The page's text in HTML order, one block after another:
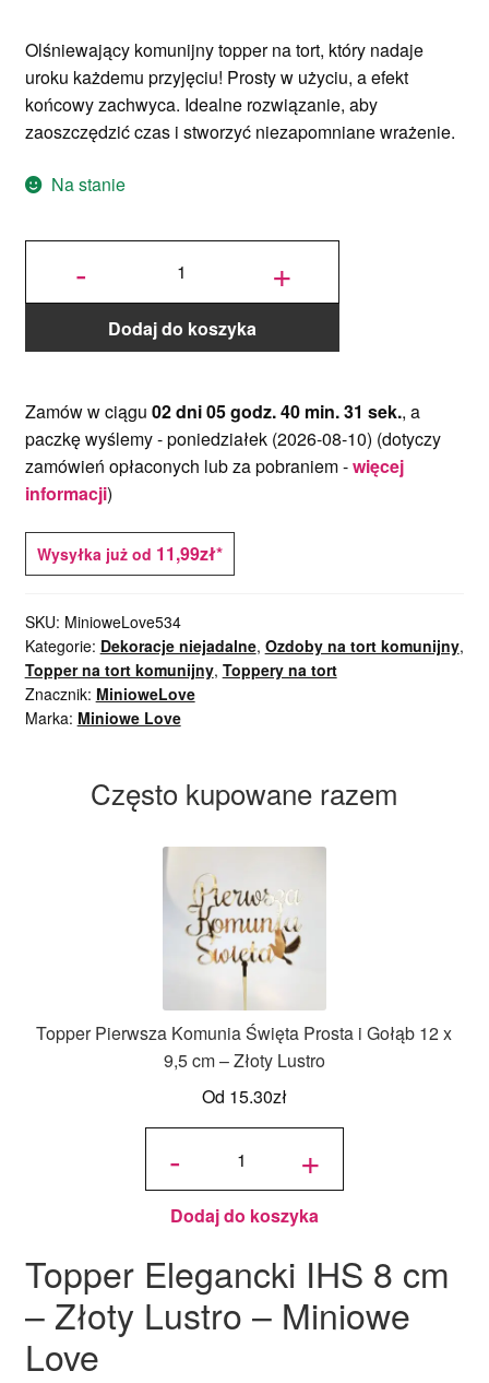
Olśniewający komunijny topper na tort, który nadaje
uroku każdemu przyjęciu! Prosty w użyciu, a efekt
końcowy zachwyca. Idealne rozwiązanie, aby
zaoszczędzić czas i stworzyć niezapomniane wrażenie.
Na stanie
-
ilość
Elegancki
IHS 8 cm
Lustro +
Dodaj do koszyka
Zamów w ciągu 02 dni 05 godz. 40 min. 31 sek., a
paczkę wyślemy -poniedziałek (2026-08-10) (dotyczy
zamówień opłaconych lub za pobraniem -więcej
informacji)
Wysyłka już od 11,99zł*
SKU: MinioweLove534
Kategorie: Dekoracje niejadalne, Ozdoby na tort komunijny,
Topper na tort komunijny, Toppery na tort
Znacznik: MinioweLove
Marka: Miniowe Love
Często kupowane razem
Topper Pierwsza Komunia Święta Prosta i Gołąb 12 x
9,5 cm – Złoty Lustro
Od 15.30zł
-
ilość
Komunia
Święta
Prosta i
Gołąb 12
x 9,5 cm
Lustro
+
Dodaj do koszyka
Topper Elegancki IHS 8 cm
– Złoty Lustro – Miniowe
Love